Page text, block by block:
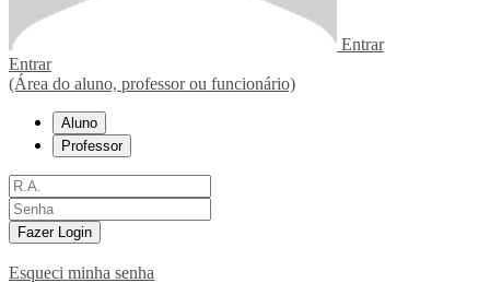
Entrar
Entrar
(Área do aluno, professor ou funcionário)
Aluno
Professor
Fazer Login
Esqueci minha senha